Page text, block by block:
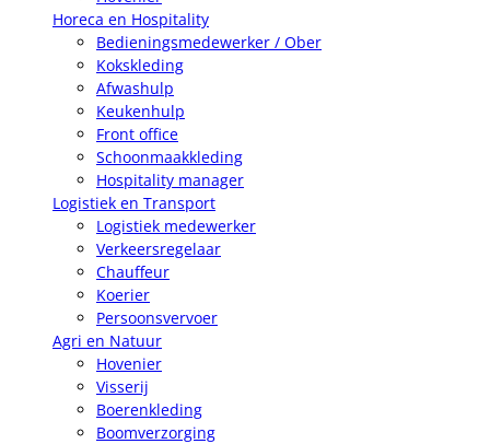
Horeca en Hospitality
Bedieningsmedewerker / Ober
Kokskleding
Afwashulp
Keukenhulp
Front office
Schoonmaakkleding
Hospitality manager
Logistiek en Transport
Logistiek medewerker
Verkeersregelaar
Chauffeur
Koerier
Persoonsvervoer
Agri en Natuur
Hovenier
Visserij
Boerenkleding
Boomverzorging